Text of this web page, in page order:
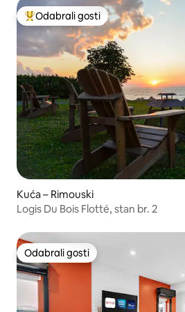
Među najviše rangiranima s
Odabrali gosti
Kuća – Rimouski
Logis Du Bois Flotté, stan br. 2
Odabrali gosti
Odabrali gosti